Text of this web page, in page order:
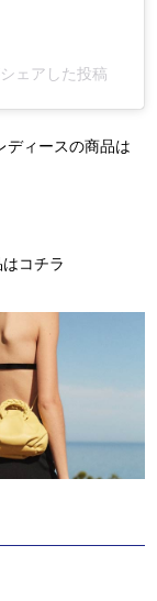
ェアした投稿
ディースの商品は
コチラ